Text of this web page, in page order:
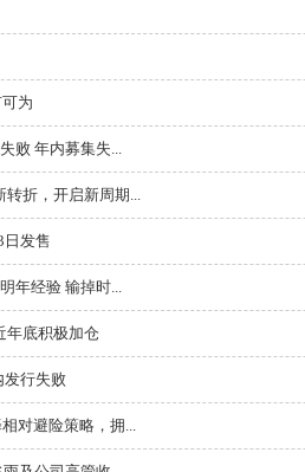
为
败 年内募集失...
转折，开启新周期...
日发售
年经验 输掉时...
年底积极加仓
发行失败
对避险策略，拥...